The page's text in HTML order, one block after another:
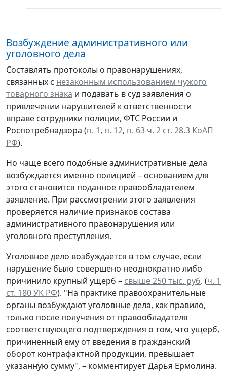
Возбуждение административного или
уголовного дела
Составлять протоколы о правонарушениях,
связанных с незаконным использованием чужого
товарного знака и подавать в суд заявления о
привлечении нарушителей к ответственности
вправе сотрудники полиции, ФТС России и
Роспотребнадзора (п. 1, п. 12, п. 63 ч. 2 ст. 28.3 КоАП
РФ).
Но чаще всего подобные административные дела
возбуждается именно полицией – основанием для
этого становится поданное правообладателем
заявление. При рассмотрении этого заявления
проверяется наличие признаков состава
административного правонарушения или
уголовного преступления.
Уголовное дело возбуждается в том случае, если
нарушение было совершено неоднократно либо
причинило крупный ущерб – свыше 250 тыс. руб. (ч. 1
ст. 180 УК РФ). "На практике правоохранительные
органы возбуждают уголовные дела, как правило,
только после получения от правообладателя
соответствующего подтверждения о том, что ущерб,
причиненный ему от введения в гражданский
оборот контрафактной продукции, превышает
указанную сумму", – комментирует Дарья Ермолина.